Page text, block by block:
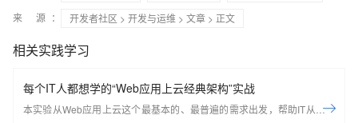
来 源：
开发者社区 > 开发与运维 > 文章 > 正文
相关实践学习
每个IT人都想学的“Web应用上云经典架构”实战
本实验从Web应用上云这个最基本的、最普遍的需求出发，帮助IT从业者